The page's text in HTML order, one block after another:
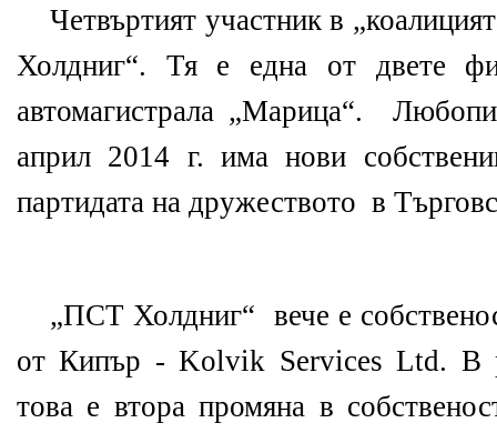
Четвъртият участник в
Холдниг“. Тя е една от двете
автомагистрала „Марица“.
април 2014 г. има нови
партидата на дружеството в
„ПСТ Холдниг“ вече е
от Кипър - Kolvik Services Ltd. В
това е втора промяна в